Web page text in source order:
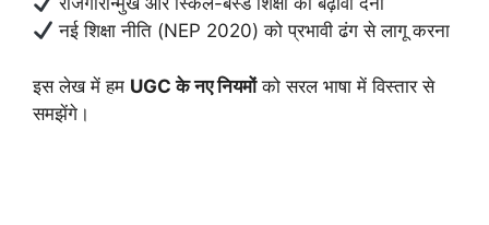
नई शिक्षा नीति (NEP 2020) को प्रभावी ढंग से लागू करना
इस लेख में हम UGC के नए नियमोंको सरल भाषा में विस्तार से
समझेंगे।